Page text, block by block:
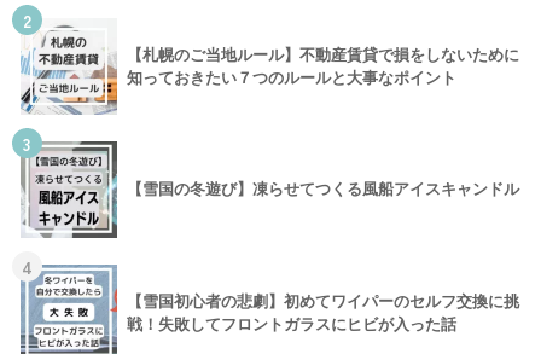
2
【札幌のご当地ルール】不動産賃貸で損をしないために
知っておきたい７つのルールと大事なポイント
3
【雪国の冬遊び】凍らせてつくる風船アイスキャンドル
4
【雪国初心者の悲劇】初めてワイパーのセルフ交換に挑
戦！失敗してフロントガラスにヒビが入った話